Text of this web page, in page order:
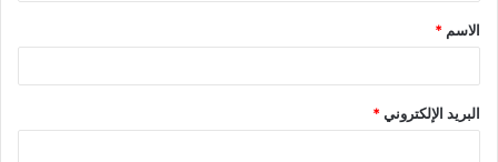
الاسم *
البريد الإلكتروني*